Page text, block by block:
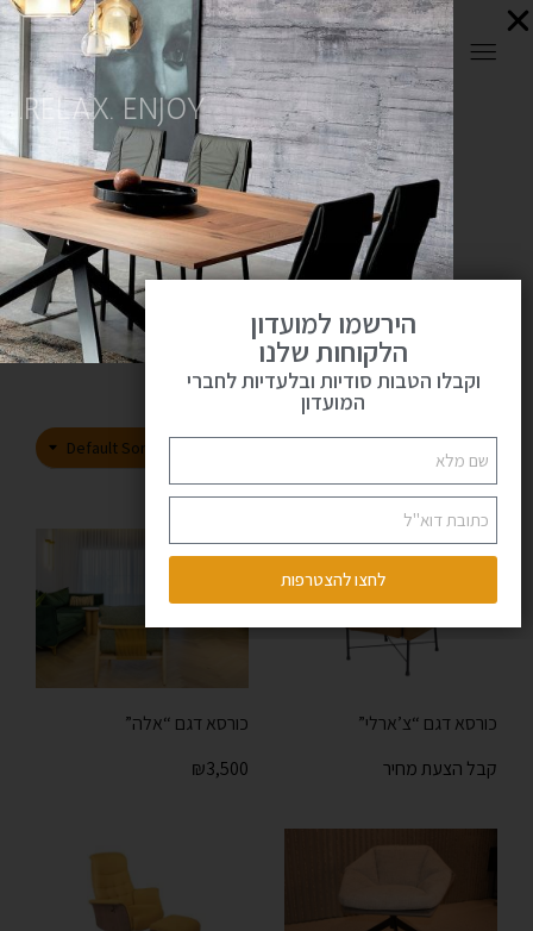
כורסאות
מעוצבות
Default Sorting
כורסא דגם “צ’ארלי”
קבל הצעת מחיר
כורסא דגם “אלה”
₪3,500
RELAX. ENJOY.
הירשמו למועדון
הלקוחות שלנו
וקבלו הטבות סודיות ובלעדיות לחברי
המועדון
לחצו להצטרפות